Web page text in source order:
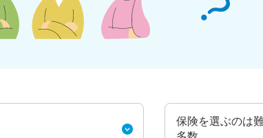
保険を選ぶのは